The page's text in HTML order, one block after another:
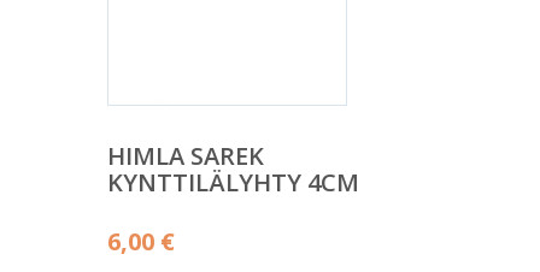
HIMLA SAREK
KYNTTILÄLYHTY 4CM
6,00 €